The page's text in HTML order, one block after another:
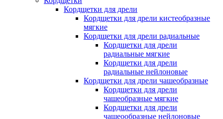
Кордщетки для дрели
Кордщетки для дрели кистеобразные
мягкие
Кордщетки для дрели радиальные
Кордщетки для дрели
радиальные мягкие
Кордщетки для дрели
радиальные нейлоновые
Кордщетки для дрели чашеобразные
Кордщетки для дрели
чашеобразные мягкие
Кордщетки для дрели
чашеообразные нейлоновые